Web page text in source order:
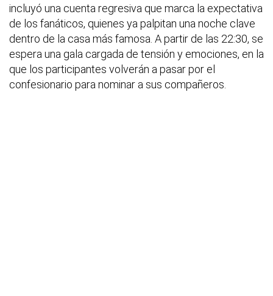
incluyó una cuenta regresiva que marca la expectativa
de los fanáticos, quienes ya palpitan una noche clave
dentro de la casa más famosa. A partir de las 22:30, se
espera una gala cargada de tensión y emociones, en la
que los participantes volverán a pasar por el
confesionario para nominar a sus compañeros.